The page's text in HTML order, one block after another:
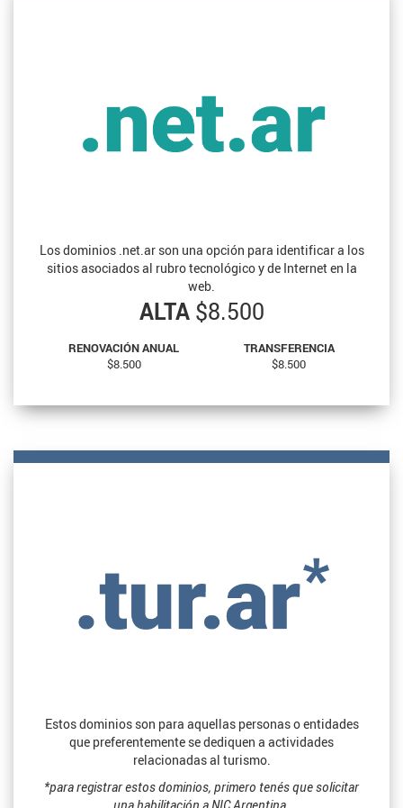
Los dominios .net.ar son una opción para identificar a los
sitios asociados al rubro tecnológico y de Internet en la
web.
ALTA$8.500
RENOVACIÓN ANUAL
$8.500
TRANSFERENCIA
$8.500
Estos dominios son para aquellas personas o entidades
que preferentemente se dediquen a actividades
relacionadas al turismo.
*para registrar estos dominios, primero tenés que solicitar